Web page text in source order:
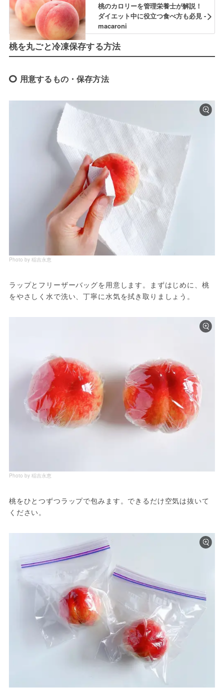
桃のカロリーを管理栄養士が解説！
ダイエット中に役立つ食べ方も必見 -
macaroni
桃を丸ごと冷凍保存する方法
用意するもの・保存方法
Photo by 稲吉永恵
ラップとフリーザーバッグを用意します。まずはじめに、桃
をやさしく水で洗い、丁寧に水気を拭き取りましょう。
Photo by 稲吉永恵
桃をひとつずつラップで包みます。できるだけ空気は抜いて
ください。